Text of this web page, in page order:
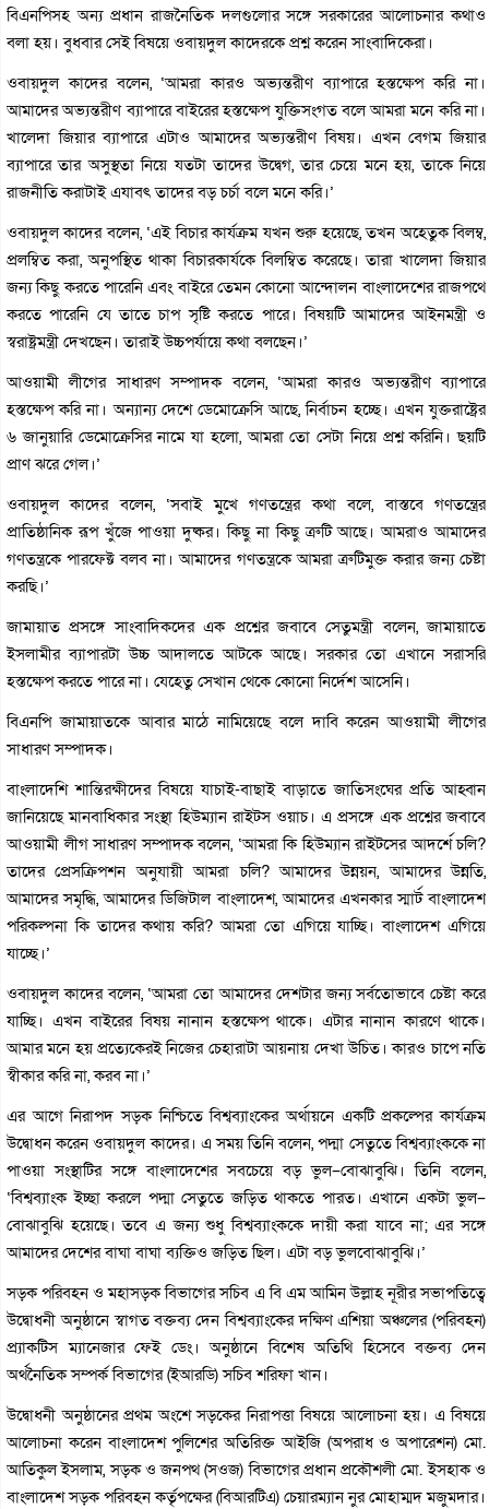
বিএনপিসহ অন্য প্রধান রাজনৈতিক দলগুলোর সঙ্গে সরকারের আলোচনার কথাও
বলা হয়। বুধবার সেই বিষয়ে ওবায়দুল কাদেরকে প্রশ্ন করেন সাংবাদিকেরা।
ওবায়দুল কাদের বলেন, ‘আমরা কারও অভ্যন্তরীণ ব্যাপারে হস্তক্ষেপ করি না।
আমাদের অভ্যন্তরীণ ব্যাপারে বাইরের হস্তক্ষেপ যুক্তিসংগত বলে আমরা মনে করি না।
খালেদা জিয়ার ব্যাপারে এটাও আমাদের অভ্যন্তরীণ বিষয়। এখন বেগম জিয়ার
ব্যাপারে তার অসুস্থতা নিয়ে যতটা তাদের উদ্বেগ, তার চেয়ে মনে হয়, তাকে নিয়ে
রাজনীতি করাটাই এযাবৎ তাদের বড় চর্চা বলে মনে করি।’
ওবায়দুল কাদের বলেন, ‘এই বিচার কার্যক্রম যখন শুরু হয়েছে, তখন অহেতুক বিলম্ব,
প্রলম্বিত করা, অনুপস্থিত থাকা বিচারকার্যকে বিলম্বিত করেছে। তারা খালেদা জিয়ার
জন্য কিছু করতে পারেনি এবং বাইরে তেমন কোনো আন্দোলন বাংলাদেশের রাজপথে
করতে পারেনি যে তাতে চাপ সৃষ্টি করতে পারে। বিষয়টি আমাদের আইনমন্ত্রী ও
স্বরাষ্ট্রমন্ত্রী দেখছেন। তারাই উচ্চপর্যায়ে কথা বলছেন।’
আওয়ামী লীগের সাধারণ সম্পাদক বলেন, ‘আমরা কারও অভ্যন্তরীণ ব্যাপারে
হস্তক্ষেপ করি না। অন্যান্য দেশে ডেমোক্রেসি আছে, নির্বাচন হচ্ছে। এখন যুক্তরাষ্ট্রের
৬ জানুয়ারি ডেমোক্রেসির নামে যা হলো, আমরা তো সেটা নিয়ে প্রশ্ন করিনি। ছয়টি
প্রাণ ঝরে গেল।’
ওবায়দুল কাদের বলেন, ‘সবাই মুখে গণতন্ত্রের কথা বলে, বাস্তবে গণতন্ত্রের
প্রাতিষ্ঠানিক রূপ খুঁজে পাওয়া দুষ্কর। কিছু না কিছু ত্রুটি আছে। আমরাও আমাদের
গণতন্ত্রকে পারফেক্ট বলব না। আমাদের গণতন্ত্রকে আমরা ত্রুটিমুক্ত করার জন্য চেষ্টা
করছি।’
জামায়াত প্রসঙ্গে সাংবাদিকদের এক প্রশ্নের জবাবে সেতুমন্ত্রী বলেন, জামায়াতে
ইসলামীর ব্যাপারটা উচ্চ আদালতে আটকে আছে। সরকার তো এখানে সরাসরি
হস্তক্ষেপ করতে পারে না। যেহেতু সেখান থেকে কোনো নির্দেশ আসেনি।
বিএনপি জামায়াতকে আবার মাঠে নামিয়েছে বলে দাবি করেন আওয়ামী লীগের
সাধারণ সম্পাদক।
বাংলাদেশি শান্তিরক্ষীদের বিষয়ে যাচাই-বাছাই বাড়াতে জাতিসংঘের প্রতি আহ্বান
জানিয়েছে মানবাধিকার সংস্থা হিউম্যান রাইটস ওয়াচ। এ প্রসঙ্গে এক প্রশ্নের জবাবে
আওয়ামী লীগ সাধারণ সম্পাদক বলেন, ‘আমরা কি হিউম্যান রাইটসের আদর্শে চলি?
তাদের প্রেসক্রিপশন অনুযায়ী আমরা চলি? আমাদের উন্নয়ন, আমাদের উন্নতি,
আমাদের সমৃদ্ধি, আমাদের ডিজিটাল বাংলাদেশ, আমাদের এখনকার স্মার্ট বাংলাদেশ
পরিকল্পনা কি তাদের কথায় করি? আমরা তো এগিয়ে যাচ্ছি। বাংলাদেশ এগিয়ে
যাচ্ছে।’
ওবায়দুল কাদের বলেন, ‘আমরা তো আমাদের দেশটার জন্য সর্বতোভাবে চেষ্টা করে
যাচ্ছি। এখন বাইরের বিষয় নানান হস্তক্ষেপ থাকে। এটার নানান কারণে থাকে।
আমার মনে হয় প্রত্যেকেরই নিজের চেহারাটা আয়নায় দেখা উচিত। কারও চাপে নতি
স্বীকার করি না, করব না।’
এর আগে নিরাপদ সড়ক নিশ্চিতে বিশ্বব্যাংকের অর্থায়নে একটি প্রকল্পের কার্যক্রম
উদ্বোধন করেন ওবায়দুল কাদের। এ সময় তিনি বলেন, পদ্মা সেতুতে বিশ্বব্যাংককে না
পাওয়া সংস্থাটির সঙ্গে বাংলাদেশের সবচেয়ে বড় ভুল–বোঝাবুঝি। তিনি বলেন,
‘বিশ্বব্যাংক ইচ্ছা করলে পদ্মা সেতুতে জড়িত থাকতে পারত। এখানে একটা ভুল–
বোঝাবুঝি হয়েছে। তবে এ জন্য শুধু বিশ্বব্যাংককে দায়ী করা যাবে না; এর সঙ্গে
আমাদের দেশের বাঘা বাঘা ব্যক্তিও জড়িত ছিল। এটা বড় ভুলবোঝাবুঝি।’
সড়ক পরিবহন ও মহাসড়ক বিভাগের সচিব এ বি এম আমিন উল্লাহ নূরীর সভাপতিত্বে
উদ্বোধনী অনুষ্ঠানে স্বাগত বক্তব্য দেন বিশ্বব্যাংকের দক্ষিণ এশিয়া অঞ্চলের (পরিবহন)
প্র্যাকটিস ম্যানেজার ফেই ডেং। অনুষ্ঠানে বিশেষ অতিথি হিসেবে বক্তব্য দেন
অর্থনৈতিক সম্পর্ক বিভাগের (ইআরডি) সচিব শরিফা খান।
উদ্বোধনী অনুষ্ঠানের প্রথম অংশে সড়কের নিরাপত্তা বিষয়ে আলোচনা হয়। এ বিষয়ে
আলোচনা করেন বাংলাদেশ পুলিশের অতিরিক্ত আইজি (অপরাধ ও অপারেশন) মো.
আতিকুল ইসলাম, সড়ক ও জনপথ (সওজ) বিভাগের প্রধান প্রকৌশলী মো. ইসহাক ও
বাংলাদেশ সড়ক পরিবহন কর্তৃপক্ষের (বিআরটিএ) চেয়ারম্যান নুর মোহাম্মদ মজুমদার।